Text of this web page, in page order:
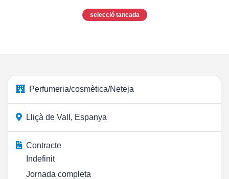
selecció tancada
Perfumeria/cosmètica/Neteja
Lliçà de Vall, Espanya
Contracte
Indefinit
Jornada completa